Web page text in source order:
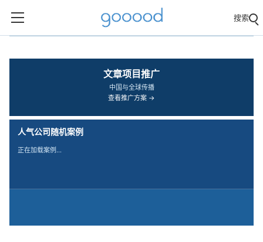
搜索
文章项目推广
中国与全球传播
查看推广方案 →
人气公司随机案例
正在加载案例…